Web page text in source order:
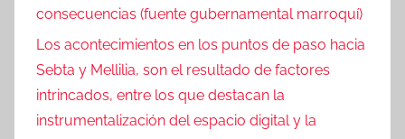
consecuencias (fuente gubernamental marroquí)
Los acontecimientos en los puntos de paso hacia
Sebta y Mellilia, son el resultado de factores
intrincados, entre los que destacan la
instrumentalización del espacio digital y la